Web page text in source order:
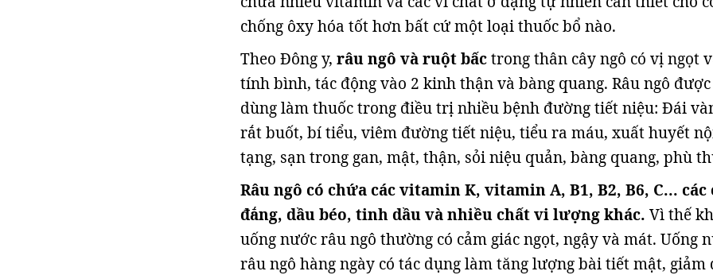
chống ôxy hóa tốt hơn bất cứ một loại thuốc bổ nào.
Theo Đông y, râu ngô và ruột bấctrong thân cây ngô có vị ngọt
tính bình, tác động vào 2 kinh thận và bàng quang. Râu ngô được
dùng làm thuốc trong điều trị nhiều bệnh đường tiết niệu: Đái
rắt buốt, bí tiểu, viêm đường tiết niệu, tiểu ra máu, xuất huyết
tạng, sạn trong gan, mật, thận, sỏi niệu quản, bàng quang, phù
Râu ngô có chứa các vitamin K, vitamin A, B1, B2, B6, C... các
đắng, dầu béo, tinh dầu và nhiều chất vi lượng khác. Vì thế
uống nước râu ngô thường có cảm giác ngọt, ngậy và mát. Uống
râu ngô hàng ngày có tác dụng làm tăng lượng bài tiết mật, giảm